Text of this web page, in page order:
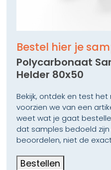
Bestel hier je
Polycarbonaat
Helder 80x50
Bekijk, ontdek en test
voorzien we van een
weet wat je gaat
dat samples bedoeld
beoordelen, niet de
Bestellen